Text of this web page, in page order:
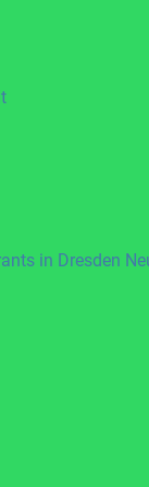
in Dresden